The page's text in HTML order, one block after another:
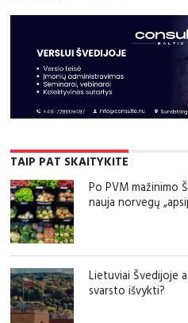
TAIP PAT SKAITYKITE
Po PVM mažinimo
nauja norvegų
Lietuviai Švedijoje
svarsto išvykti?